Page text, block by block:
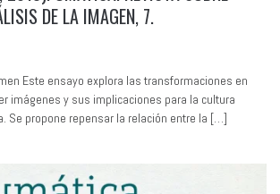
DE LA IMAGEN, 7.
Este ensayo explora las transformaciones en
imágenes y sus implicaciones para la cultura
Se propone repensar la relación entre la […]